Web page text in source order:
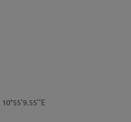
10°55'9.55''E